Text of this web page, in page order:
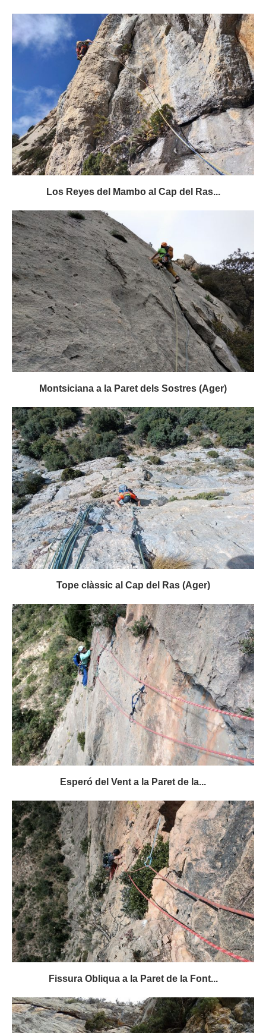
Los Reyes del Mambo al Cap del Ras...
Montsiciana a la Paret dels Sostres (Ager)
Tope clàssic al Cap del Ras (Ager)
Esperó del Vent a la Paret de la...
Fissura Obliqua a la Paret de la Font...